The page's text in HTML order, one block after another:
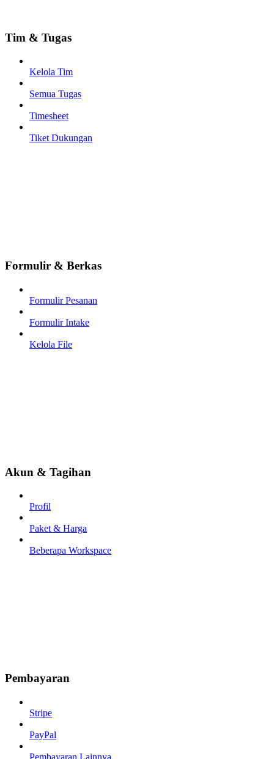
Tim & Tugas
Kelola Tim
Semua Tugas
Timesheet
Tiket Dukungan
Formulir & Berkas
Formulir Pesanan
Formulir Intake
Kelola File
Akun & Tagihan
Profil
Paket & Harga
Beberapa Workspace
Pembayaran
Stripe
PayPal
Pembayaran Lainnya